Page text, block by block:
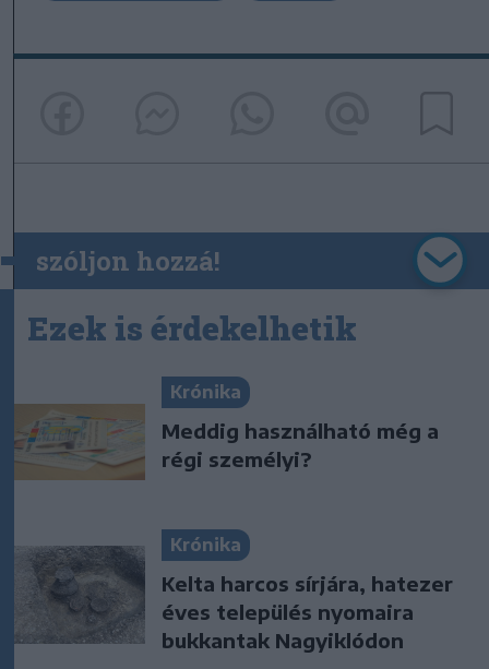
szóljon hozzá!
Ezek is érdekelhetik
Krónika
Meddig használható még a
régi személyi?
Krónika
Kelta harcos sírjára, hatezer
éves település nyomaira
bukkantak Nagyiklódon